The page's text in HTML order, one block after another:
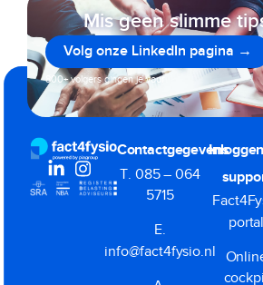
Mis geen slimme
Volg onze LinkedIn pagina →
800+ volgers gingen je voor
Contactgegevens
T. 085 – 064
5715
E.
info@fact4fysio.nl
portal